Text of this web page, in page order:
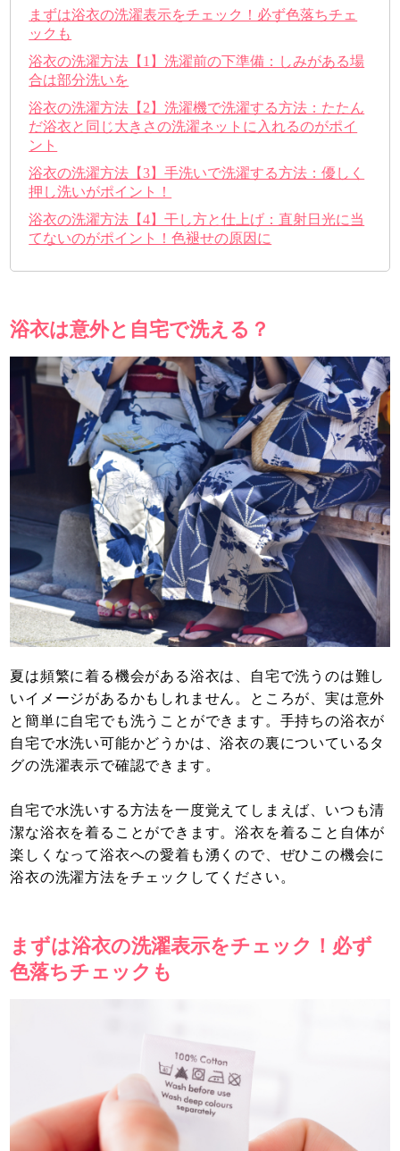
まずは浴衣の洗濯表示をチェック！必ず色落ちチェ
ックも
浴衣の洗濯方法【1】洗濯前の下準備：しみがある場
合は部分洗いを
浴衣の洗濯方法【2】洗濯機で洗濯する方法：たたん
だ浴衣と同じ大きさの洗濯ネットに入れるのがポイ
ント
浴衣の洗濯方法【3】手洗いで洗濯する方法：優しく
押し洗いがポイント！
浴衣の洗濯方法【4】干し方と仕上げ：直射日光に当
てないのがポイント！色褪せの原因に
浴衣は意外と自宅で洗える？
夏は頻繁に着る機会がある浴衣は、自宅で洗うのは難し
いイメージがあるかもしれません。ところが、実は意外
と簡単に自宅でも洗うことができます。手持ちの浴衣が
自宅で水洗い可能かどうかは、浴衣の裏についているタ
グの洗濯表示で確認できます。
自宅で水洗いする方法を一度覚えてしまえば、いつも清
潔な浴衣を着ることができます。浴衣を着ること自体が
楽しくなって浴衣への愛着も湧くので、ぜひこの機会に
浴衣の洗濯方法をチェックしてください。
まずは浴衣の洗濯表示をチェック！必ず
色落ちチェックも